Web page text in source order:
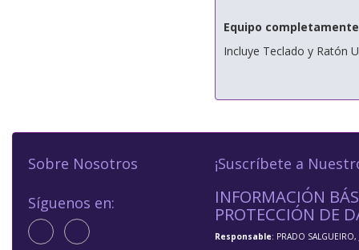
Equipo
Incluye Teclado y Ratón
Sobre Nosotros
Síguenos en:
¡Suscríbete a
INFORMACIÓN
PROTECCIÓN DE
Responsable: PRADO SALGUEIRO,